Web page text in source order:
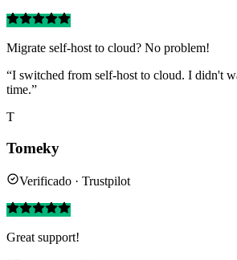
Migrate self-host to cloud? No problem!
“I switched from self-host to cloud. I didn't
time.”
T
Tomeky
Verificado · Trustpilot
Great support!